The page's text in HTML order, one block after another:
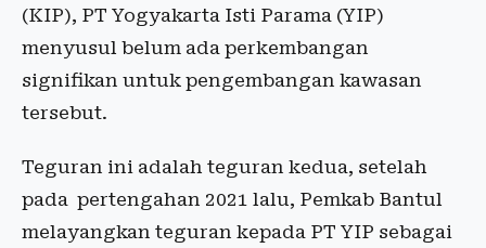
(KIP), PT Yogyakarta Isti Parama (YIP)
menyusul belum ada perkembangan
signifikan untuk pengembangan kawasan
tersebut.
Teguran ini adalah teguran kedua, setelah
pada pertengahan 2021 lalu, Pemkab Bantul
melayangkan teguran kepada PT YIP sebagai